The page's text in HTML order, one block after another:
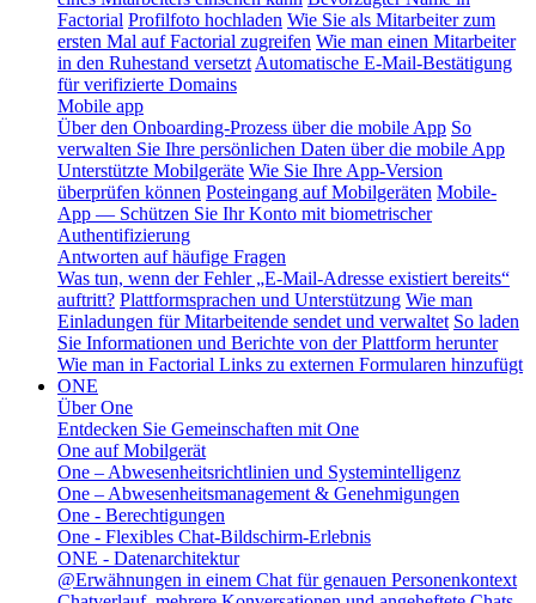
Factorial Profilfoto hochladen Wie Sie als Mitarbeiter zum
ersten Mal auf Factorial zugreifen Wie man einen Mitarbeiter
in den Ruhestand versetzt Automatische E-Mail-Bestätigung
für verifizierte Domains
Mobile app
Über den Onboarding-Prozess über die mobile App So
verwalten Sie Ihre persönlichen Daten über die mobile App
Unterstützte Mobilgeräte Wie Sie Ihre App-Version
überprüfen können Posteingang auf Mobilgeräten Mobile-
App — Schützen Sie Ihr Konto mit biometrischer
Authentifizierung
Antworten auf häufige Fragen
Was tun, wenn der Fehler „E-Mail-Adresse existiert bereits“
auftritt? Plattformsprachen und Unterstützung Wie man
Einladungen für Mitarbeitende sendet und verwaltet So laden
Sie Informationen und Berichte von der Plattform herunter
Wie man in Factorial Links zu externen Formularen hinzufügt
ONE
Über One
Entdecken Sie Gemeinschaften mit One
One auf Mobilgerät
One – Abwesenheitsrichtlinien und Systemintelligenz
One – Abwesenheitsmanagement & Genehmigungen
One - Berechtigungen
One - Flexibles Chat-Bildschirm-Erlebnis
ONE - Datenarchitektur
@Erwähnungen in einem Chat für genauen Personenkontext